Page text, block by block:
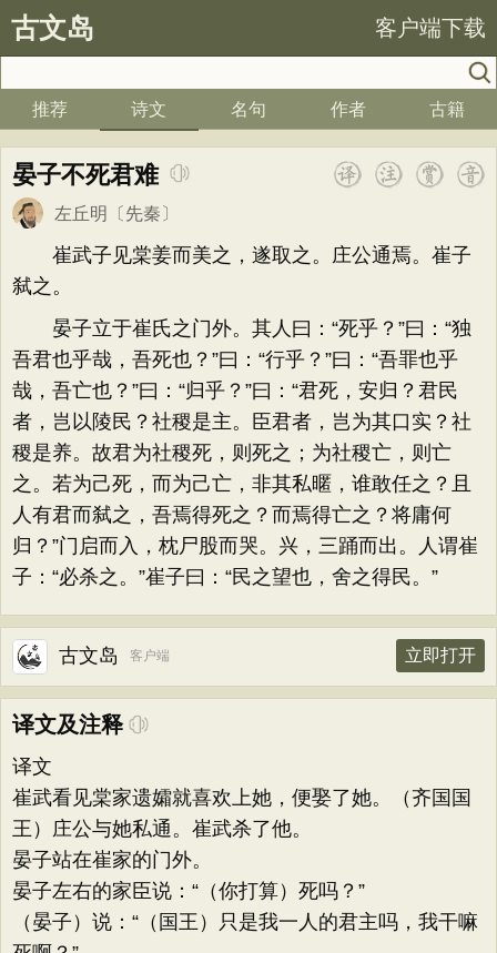
古文岛 客户端下载
推荐 诗文 名句 作者 古籍
晏子不死君难
左丘明 〔先秦〕
崔武子见棠姜而美之，遂取之。庄公通焉。崔子
弑之。
晏子立于崔氏之门外。其人曰：“死乎？”曰：“独
吾君也乎哉，吾死也？”曰：“行乎？”曰：“吾罪也乎
哉，吾亡也？”曰：“归乎？”曰：“君死，安归？君民
者，岂以陵民？社稷是主。臣君者，岂为其口实？社
稷是养。故君为社稷死，则死之；为社稷亡，则亡
之。若为己死，而为己亡，非其私暱，谁敢任之？且
人有君而弑之，吾焉得死之？而焉得亡之？将庸何
归？”门启而入，枕尸股而哭。兴，三踊而出。人谓崔
子：“必杀之。”崔子曰：“民之望也，舍之得民。”
古文岛 客户端 立即打开
译文及注释
译文
崔武看见棠家遗孀就喜欢上她，便娶了她。（齐国国
王）庄公与她私通。崔武杀了他。
晏子站在崔家的门外。
晏子左右的家臣说：“（你打算）死吗？”
（晏子）说：“（国王）只是我一人的君主吗，我干嘛